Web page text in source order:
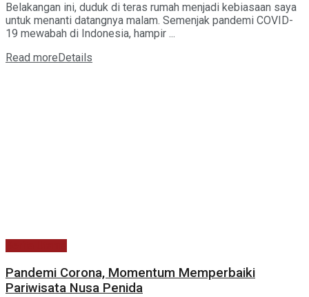
Belakangan ini, duduk di teras rumah menjadi kebiasaan saya
untuk menanti datangnya malam. Semenjak pandemi COVID-
19 mewabah di Indonesia, hampir ...
Read more Details
Pandemi Corona, Momentum Memperbaiki
Pariwisata Nusa Penida